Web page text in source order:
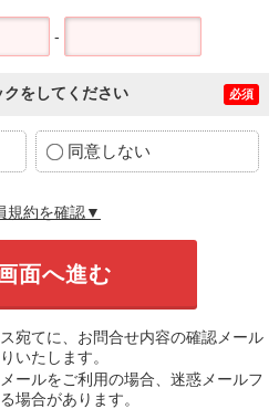
-
をしてください 必須
同意しない
規約を確認▼
宛てに、お問合せ内容の確認メール
いたします。
ールをご利用の場合、迷惑メールフ
場合があります。